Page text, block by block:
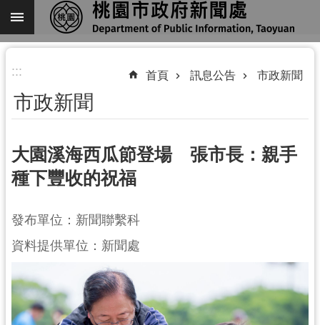
跳到主要內容區塊
進
搜
尋
關
我
們
關
通
訊
::: 首頁 訊息公告 市政新聞
市政新聞
大園溪海西瓜節登場 張市長：親手
種下豐收的祝福
發布單位：新聞聯繫科
資料提供單位：新聞處